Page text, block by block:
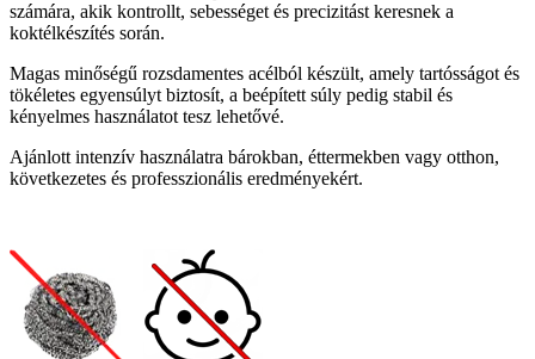
számára, akik kontrollt, sebességet és precizitást keresnek a
koktélkészítés során.
Magas minőségű rozsdamentes acélból készült, amely tartósságot és
tökéletes egyensúlyt biztosít, a beépített súly pedig stabil és
kényelmes használatot tesz lehetővé.
Ajánlott intenzív használatra bárokban, éttermekben vagy otthon,
következetes és professzionális eredményekért.